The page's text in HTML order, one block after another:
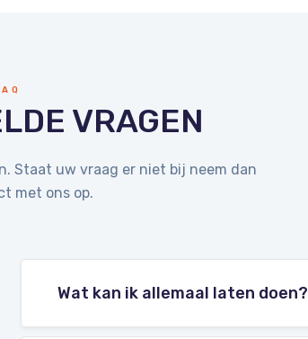
VRAGEN
Staat uw vraag er niet bij neem dan
met ons op.
Wat kan ik allemaal laten doen?